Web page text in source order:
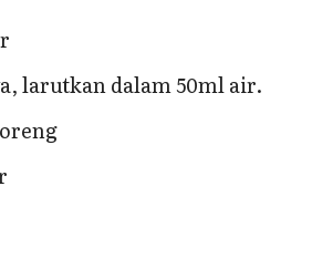
larutkan dalam 50ml air.